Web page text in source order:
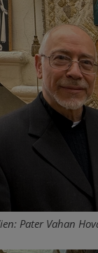
Pater Vahan